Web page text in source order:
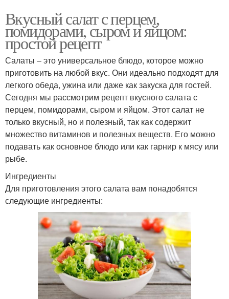
Вкусный салат с перцем,
помидорами, сыром и яйцом:
простой рецепт
Салаты – это универсальное блюдо, которое можно
приготовить на любой вкус. Они идеально подходят для
легкого обеда, ужина или даже как закуска для гостей.
Сегодня мы рассмотрим рецепт вкусного салата с
перцем, помидорами, сыром и яйцом. Этот салат не
только вкусный, но и полезный, так как содержит
множество витаминов и полезных веществ. Его можно
подавать как основное блюдо или как гарнир к мясу или
рыбе.
Ингредиенты
Для приготовления этого салата вам понадобятся
следующие ингредиенты: